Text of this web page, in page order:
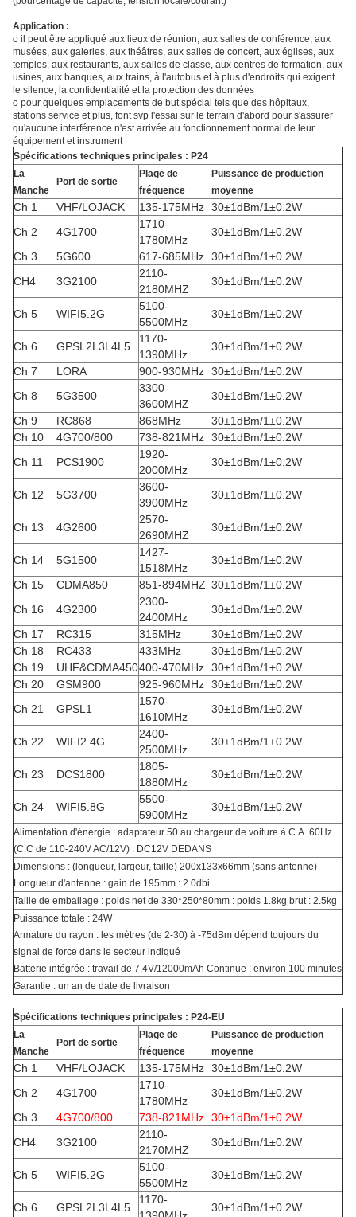
Application :
o il peut être appliqué aux lieux de réunion, aux salles de conférence, aux
musées, aux galeries, aux théâtres, aux salles de concert, aux églises, aux
temples, aux restaurants, aux salles de classe, aux centres de formation, aux
usines, aux banques, aux trains, à l'autobus et à plus d'endroits qui exigent
le silence, la confidentialité et la protection des données
o pour quelques emplacements de but spécial tels que des hôpitaux,
stations service et plus, font svp l'essai sur le terrain d'abord pour s'assurer
qu'aucune interférence n'est arrivée au fonctionnement normal de leur
équipement et instrument
Spécifications techniques principales : P24
La
Manche
Port de sortie
Plage de
fréquence
Puissance de production
moyenne
Ch 1 VHF/LOJACK 135-175MHz 30±1dBm/1±0.2W
Ch 2
4G1700
1710-
1780MHz
30±1dBm/1±0.2W
Ch 3
5G600 617-685MHz 30±1dBm/1±0.2W
CH4
3G2100
2110-
2180MHZ
30±1dBm/1±0.2W
Ch 5 WIFI5.2G
5100-
5500MHz
30±1dBm/1±0.2W
Ch 6 GPSL2L3L4L5
1170-
1390MHz
30±1dBm/1±0.2W
Ch 7
LORA 900-930MHz 30±1dBm/1±0.2W
Ch 8
5G3500
3300-
3600MHZ
30±1dBm/1±0.2W
Ch 9
RC868 868MHz
30±1dBm/1±0.2W
Ch 10
4G700/800 738-821MHz 30±1dBm/1±0.2W
Ch 11
PCS1900
1920-
2000MHz
30±1dBm/1±0.2W
Ch 12 5G3700
3600-
3900MHz
30±1dBm/1±0.2W
Ch 13 4G2600
2570-
2690MHZ
30±1dBm/1±0.2W
Ch 14 5G1500
1427-
1518MHz
30±1dBm/1±0.2W
Ch 15
CDMA850 851-894MHZ 30±1dBm/1±0.2W
Ch 16
4G2300
2300-
2400MHz
30±1dBm/1±0.2W
Ch 17
RC315 315MHz
30±1dBm/1±0.2W
Ch 18
RC433 433MHz
30±1dBm/1±0.2W
Ch 19
UHF&CDMA450400-470MHz 30±1dBm/1±0.2W
Ch 20
GSM900 925-960MHz 30±1dBm/1±0.2W
Ch 21
GPSL1
1570-
1610MHz
30±1dBm/1±0.2W
Ch 22 WIFI2.4G
2400-
2500MHz
30±1dBm/1±0.2W
Ch 23 DCS1800
1805-
1880MHz
30±1dBm/1±0.2W
Ch 24 WIFI5.8G
5500-
5900MHz
30±1dBm/1±0.2W
Alimentation d'énergie : adaptateur 50 au chargeur de voiture à C.A. 60Hz
(C.C de 110-240V AC/12V) : DC12V DEDANS
Dimensions : (longueur, largeur, taille) 200x133x66mm (sans antenne)
Longueur d'antenne : gain de 195mm : 2.0dbi
Taille de emballage : poids net de 330*250*80mm : poids 1.8kg brut : 2.5kg
Puissance totale : 24W
Armature du rayon : les mètres (de 2-30) à -75dBm dépend toujours du
signal de force dans le secteur indiqué
Batterie intégrée : travail de 7.4V/12000mAh Continue : environ 100 minutes
Garantie : un an de date de livraison
Spécifications techniques principales : P24-EU
La
Manche
Port de sortie
Plage de
fréquence
Puissance de production
moyenne
Ch 1 VHF/LOJACK 135-175MHz 30±1dBm/1±0.2W
Ch 2
4G1700
1710-
1780MHz
30±1dBm/1±0.2W
Ch 3
4G700/800 738-821MHz 30±1dBm/1±0.2W
CH4
3G2100
2110-
2170MHZ
30±1dBm/1±0.2W
Ch 5 WIFI5.2G
5100-
5500MHz
30±1dBm/1±0.2W
Ch 6 GPSL2L3L4L5
1170-
30±1dBm/1±0.2W